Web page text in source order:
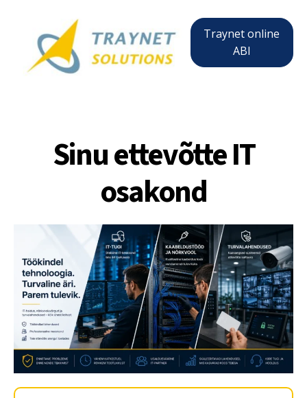
Traynet online
ABI
Sinu ettevõtte IT
osakond